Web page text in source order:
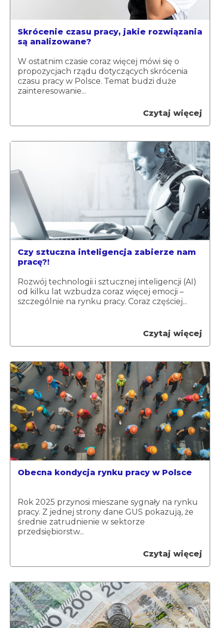
Skrócenie czasu pracy, jakie rozwiązania
są analizowane?
W ostatnim czasie coraz więcej mówi się o
propozycjach rządu dotyczących skrócenia
czasu pracy w Polsce. Temat budzi duże
zainteresowanie...
Czytaj więcej
Czy sztuczna inteligencja zabierze nam
pracę?!
Rozwój technologii i sztucznej inteligencji (AI)
od kilku lat wzbudza coraz więcej emocji –
szczególnie na rynku pracy. Coraz częściej...
Czytaj więcej
Obecna kondycja rynku pracy w Polsce
Rok 2025 przynosi mieszane sygnały na rynku
pracy. Z jednej strony dane GUS pokazują, że
średnie zatrudnienie w sektorze
przedsiębiorstw...
Czytaj więcej